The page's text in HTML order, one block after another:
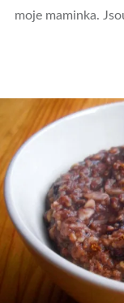
moje maminka.